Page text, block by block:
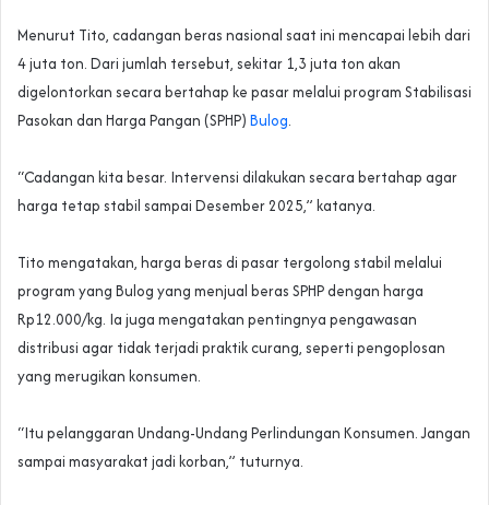
‎Menurut Tito, cadangan beras nasional saat ini mencapai lebih dari
4 juta ton. Dari jumlah tersebut, sekitar 1,3 juta ton akan
digelontorkan secara bertahap ke pasar melalui program Stabilisasi
Pasokan dan Harga Pangan (SPHP) Bulog.
‎“Cadangan kita besar. Intervensi dilakukan secara bertahap agar
harga tetap stabil sampai Desember 2025,” katanya.
‎Tito mengatakan, harga beras di pasar tergolong stabil melalui
program yang Bulog yang menjual beras SPHP dengan harga
Rp12.000/kg. Ia juga mengatakan pentingnya pengawasan
distribusi agar tidak terjadi praktik curang, seperti pengoplosan
yang merugikan konsumen.
‎“Itu pelanggaran Undang-Undang Perlindungan Konsumen. Jangan
sampai masyarakat jadi korban,” tuturnya.